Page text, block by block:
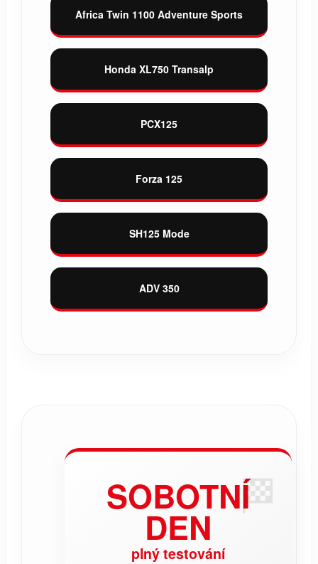
Africa Twin 1100 Adventure Sports
Honda XL750 Transalp
PCX125
Forza 125
SH125 Mode
ADV 350
🏁
SOBOTNÍ
DEN
plný testování